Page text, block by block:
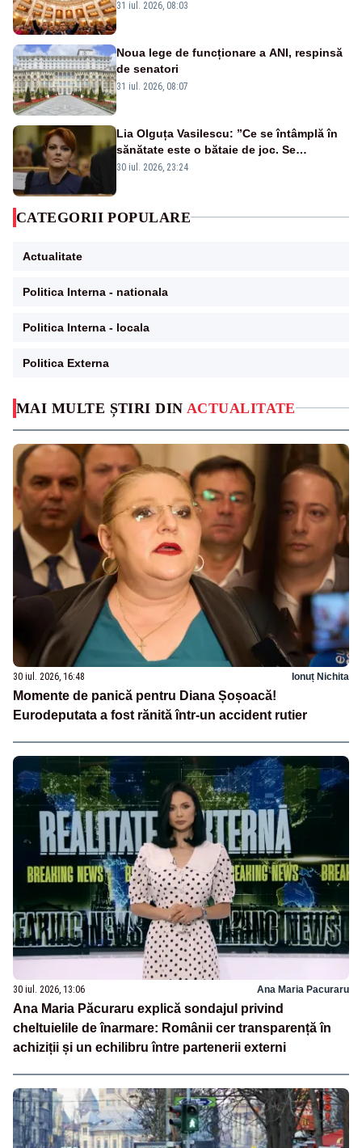
MAI MULTE ȘTIRI DIN ACTUALITATE
30 iul. 2026, 16:48 Ionuț Nichita
Momente de panică pentru Diana Șoșoacă!
Eurodeputata a fost rănită într-un accident rutier
30 iul. 2026, 13:06 Ana Maria Pacuraru
Ana Maria Păcuraru explică sondajul privind
cheltuielile de înarmare: Românii cer transparență în
achiziții și un echilibru între partenerii externi
31 iul. 2026, 08:03
Noua lege de funcționare a ANI, respinsă
de senatori
31 iul. 2026, 08:07
Lia Olguța Vasilescu: ”Ce se întâmplă în
sănătate este o bătaie de joc. Se
guvernează extraordinar de prost”
30 iul. 2026, 23:24
CATEGORII POPULARE
Actualitate
Politica Interna - nationala
Politica Interna - locala
Politica Externa